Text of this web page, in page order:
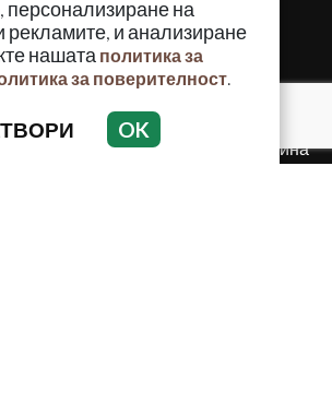
персонализиране на
рекламите, и анализиране
нашата политика за
за поверителност.
OK
АНАЛИЗИ
ПО СВЕТА
ВОДЕЩИ ТЕМИ
публикуването на част или цялото
без разрешение на Медийна